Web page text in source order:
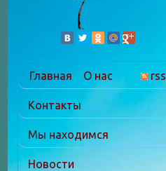
Главная О нас rss
Контакты
Мы находимся
Новости